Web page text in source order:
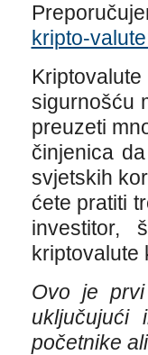
kripto-
sigurnošću
preuzeti
činjenica
svjetskih
ćete pratiti
investitor,
kriptovalute
Ovo je
uključujući
početnike